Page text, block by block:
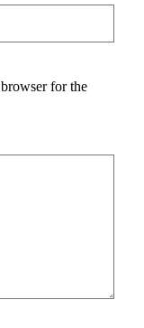
for the